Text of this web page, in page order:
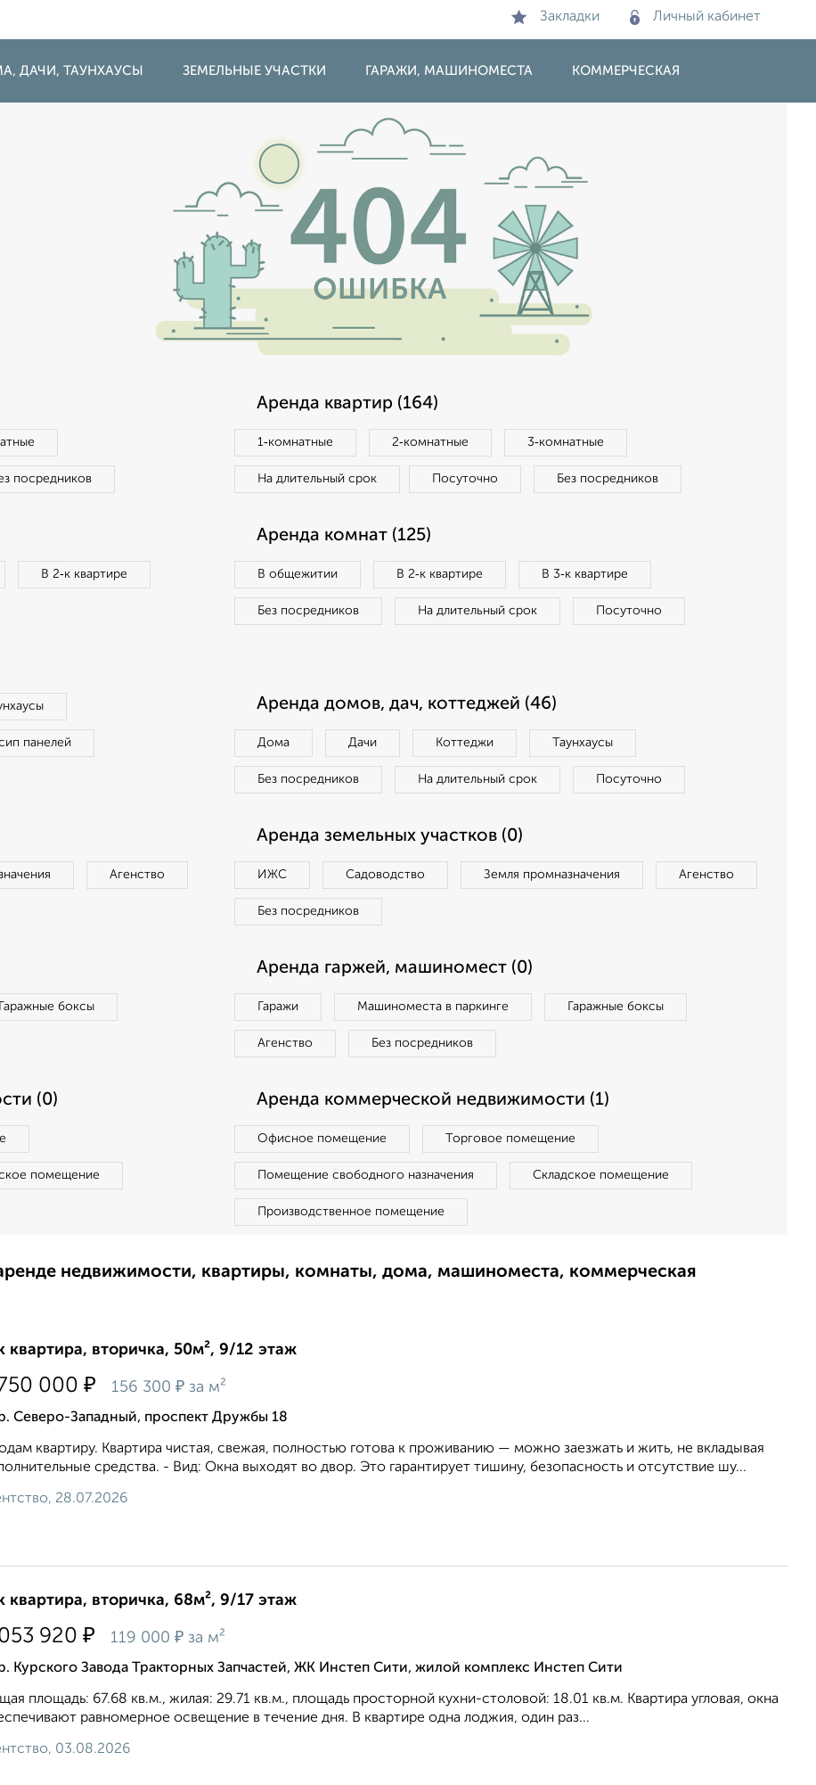
Закладки Личный кабинет
ДАЧИ, ТАУНХАУСЫ ЗЕМЕЛЬНЫЕ УЧАСТКИ ГАРАЖИ, МАШИНОМЕСТА КОММЕРЧЕСКАЯ
посредников
Аренда квартир (164)
1‑комнатные 2‑комнатные 3‑комнатные
На длительный срок Посуточно Без посредников
В 2‑к квартире
Аренда комнат (125)
В общежитии В 2‑к квартире В 3‑к квартире
Без посредников На длительный срок Посуточно
панелей
Аренда домов, дач, коттеджей (46)
Дома Дачи Коттеджи Таунхаусы
Без посредников На длительный срок Посуточно
Агенство
Аренда земельных участков (0)
ИЖС Садоводство Земля промназначения Агенство
Без посредников
Гаражные боксы
Аренда гаржей, машиномест (0)
Гаражи Машиноместа в паркинге Гаражные боксы
Агенство Без посредников
(0)
помещение
Аренда коммерческой недвижимости (1)
Офисное помещение Торговое помещение
Помещение свободного назначения Складское помещение
Производственное помещение
недвижимости, квартиры, комнаты, дома, машиноместа, коммерческая
квартира, вторичка, 50м², 9/12 этаж
000 ₽ 156 300 ₽ за м²
Северо-Западный, проспект Дружбы 18
квартиру. Квартира чистая, свежая, полностью готова к проживанию — можно заезжать и жить, не вкладывая
средства. - Вид: Окна выходят во двор. Это гарантирует тишину, безопасность и отсутствие шу...
28.07.2026
квартира, вторичка, 68м², 9/17 этаж
920 ₽ 119 000 ₽ за м²
Курского Завода Тракторных Запчастей, ЖК Инстеп Сити, жилой комплекс Инстеп Сити
площадь: 67.68 кв.м., жилая: 29.71 кв.м., площадь просторной кухни-столовой: 18.01 кв.м. Квартира угловая, окна
paвнoмepнoe ocвeщeниe в тeчeниe дня. В квартире одна лоджия, один раз...
03.08.2026